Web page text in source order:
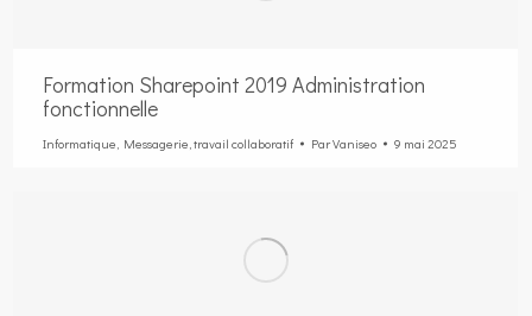
Formation Sharepoint 2019 Administration
fonctionnelle
Informatique, Messagerie,travail collaboratif ParVaniseo 9 mai 2025